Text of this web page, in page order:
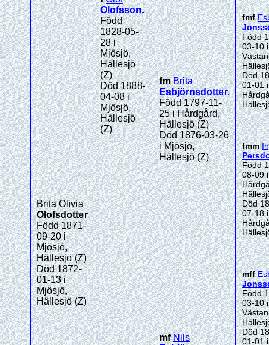
Brita Olivia
Olofsdotter
Född 1871-
09-20 i
Mjösjö,
Hällesjö (Z)
Död 1872-
01-13 i
Mjösjö,
Hällesjö (Z)
Olofsson.
Född
1828-05-
28 i
Mjösjö,
Hällesjö
(Z)
Död 1888-
04-08 i
Mjösjö,
Hällesjö
(Z)
fmBrita
Esbjörnsdotter.
Född 1797-11-
25 i Hårdgård,
Hällesjö (Z)
Död 1876-03-26
i Mjösjö,
Hällesjö (Z)
fmf
Född
03-10 i
Död
01-01 i
fmm
Född
08-09 i
Död
07-18 i
mfNils
mff
Född
03-10 i
Död
01-01 i